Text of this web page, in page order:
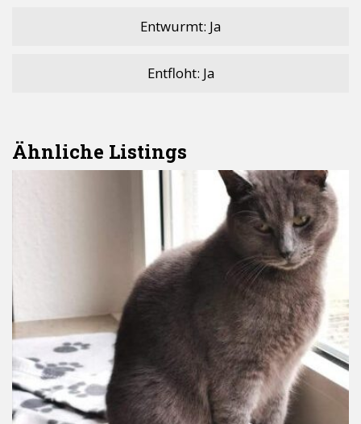
Entwurmt: Ja
Entfloht: Ja
Ähnliche Listings